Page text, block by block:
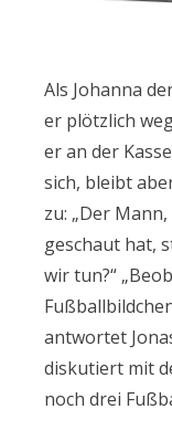
Als Johanna
er plötzlich
er an der
sich, bleibt
zu: „Der
geschaut hat,
wir tun?“
antwortet
diskutiert mit
noch drei